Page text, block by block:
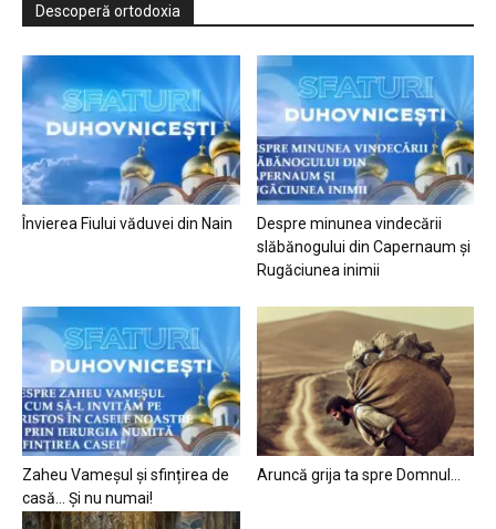
Descoperă ortodoxia
Învierea Fiului văduvei din Nain
Despre minunea vindecării
slăbănogului din Capernaum și
Rugăciunea inimii
Zaheu Vameșul și sfințirea de
casă… Și nu numai!
Aruncă grija ta spre Domnul…